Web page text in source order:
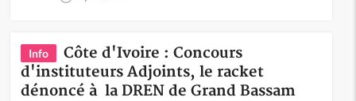
Info
Côte d'Ivoire : Concours
d'instituteurs Adjoints, le racket
dénoncé à la DREN de Grand Bassam